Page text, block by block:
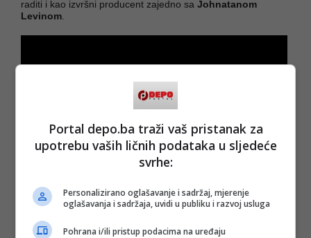
raditi i kao izvršni producent zajedno sa Johnatanom
Levinom.
Portal depo.ba traži vaš pristanak za
upotrebu vaših ličnih podataka u sljedeće
svrhe:
Personalizirano oglašavanje i sadržaj, mjerenje
oglašavanja i sadržaja, uvidi u publiku i razvoj usluga
Pohrana i/ili pristup podacima na uređaju